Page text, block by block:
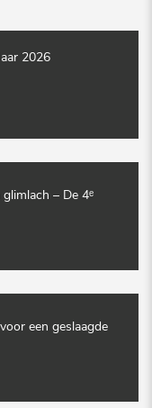
2026
– De 4ᵉ
een geslaagde